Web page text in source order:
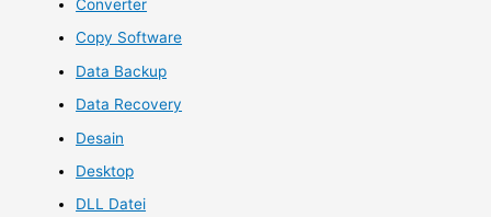
Converter
Copy Software
Data Backup
Data Recovery
Desain
Desktop
DLL Datei